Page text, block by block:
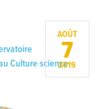
Culture science
AOÛT
7
2019